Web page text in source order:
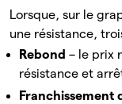
Lorsque, sur le
une résistance,
Rebond – le prix
résistance et
Franchissement